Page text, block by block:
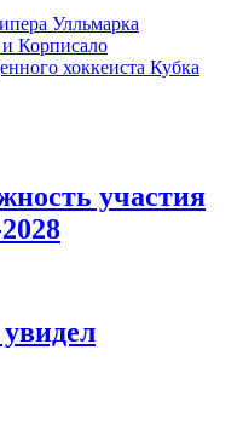
Улльмарка
Корписало
хоккеиста Кубка
участия